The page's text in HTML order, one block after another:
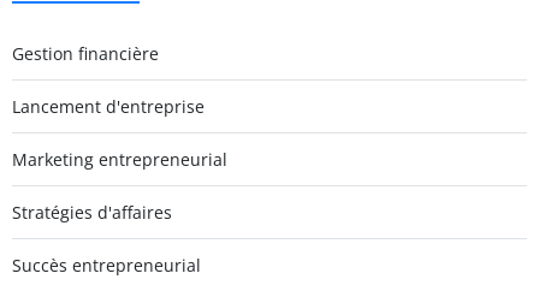
Gestion financière
Lancement d'entreprise
Marketing entrepreneurial
Stratégies d'affaires
Succès entrepreneurial